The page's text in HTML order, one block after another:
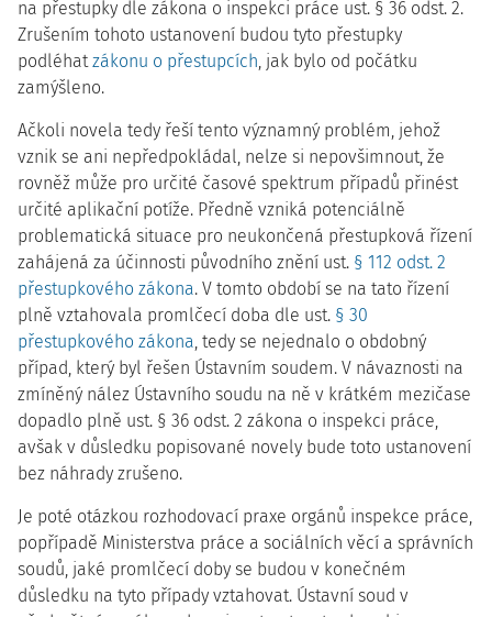
na přestupky dle zákona o inspekci práce ust. § 36 odst. 2.
Zrušením tohoto ustanovení budou tyto přestupky
podléhatzákonu o přestupcích, jak bylo od počátku
zamýšleno.
Ačkoli novela tedy řeší tento významný problém, jehož
vznik se ani nepředpokládal, nelze si nepovšimnout, že
rovněž může pro určité časové spektrum případů přinést
určité aplikační potíže. Předně vzniká potenciálně
problematická situace pro neukončená přestupková řízení
zahájená za účinnosti původního znění ust. § 112 odst. 2
přestupkového zákona. V tomto období se na tato řízení
plně vztahovala promlčecí doba dle ust. § 30
přestupkového zákona, tedy se nejednalo o obdobný
případ, který byl řešen Ústavním soudem. V návaznosti na
zmíněný nález Ústavního soudu na ně v krátkém mezičase
dopadlo plně ust. § 36 odst. 2 zákona o inspekci práce,
avšak v důsledku popisované novely bude toto ustanovení
bez náhrady zrušeno.
Je poté otázkou rozhodovací praxe orgánů inspekce práce,
popřípadě Ministerstva práce a sociálních věcí a správních
soudů, jaké promlčecí doby se budou v konečném
důsledku na tyto případy vztahovat. Ústavní soud v